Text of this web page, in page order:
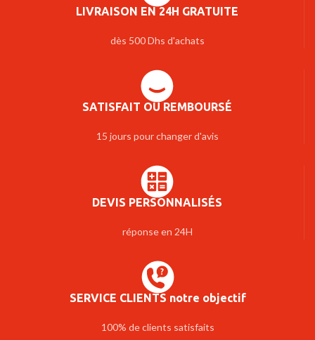
LIVRAISON EN 24H GRATUITE
dès 500 Dhs d'achats
SATISFAIT OU REMBOURSÉ
15 jours pour changer d'avis
DEVIS PERSONNALISÉS
réponse en 24H
SERVICE CLIENTS notre objectif
100% de clients satisfaits